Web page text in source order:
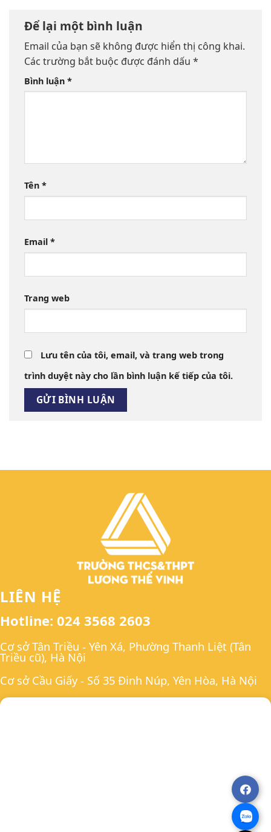
Để lại một bình luận
Email của bạn sẽ không được hiển thị công khai.
Các trường bắt buộc được đánh dấu *
Bình luận *
Tên *
Email *
Trang web
Lưu tên của tôi, email, và trang web trong
trình duyệt này cho lần bình luận kế tiếp của tôi.
LIÊN HỆ
Hotline: 024 3568 2603
Cơ sở Tân Triều - Yên Xá, Phường Thanh Liệt (Tân
Triều cũ), Hà Nội
Cơ sở Cầu Giấy - Số 35 Đinh Núp, Yên Hòa, Hà Nội